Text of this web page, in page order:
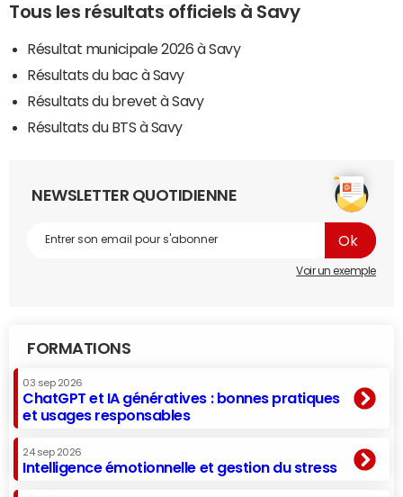
Tous les résultats officiels à Savy
Résultat municipale 2026 à Savy
Résultats du bac à Savy
Résultats du brevet à Savy
Résultats du BTS à Savy
NEWSLETTER QUOTIDIENNE
Voir un exemple
FORMATIONS
03 sep 2026
ChatGPT et IA génératives : bonnes pratiques
et usages responsables
24 sep 2026
Intelligence émotionnelle et gestion du stress